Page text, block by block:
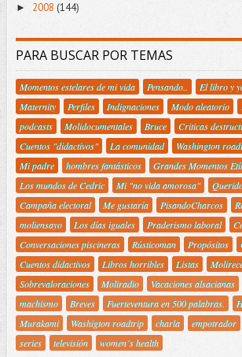
► 2008 (144)
PARA BUSCAR POR TEMAS
Momentos estelares de mi vida Pensando.. El libro y
Maternity
Perfiles Indignaciones Modo aleatorio
podcasts
Molidocumentales Bruce Criticas
Cuentos "didactivos"
La comunidad Washington
Mi padre
hombres fantásticos
Grandes Momentos
Los mundos de Cedric
Mi "no vida amorosa"
Campaña electoral
Me gustaría PisandoCharcos
moliensayo
Los días iguales Praderismo laboral
Conversaciones piscineras
Rústicoman Propósitos
Cuentos didactivos
Libros horribles Listas
Sobrevaloraciones
Moliradio Vacaciones alsacianas
machismo
Breves Fuerteventura en 500 palabras.
Murakami
Washigton roadtrip charla empotrador
series
televisión women´s health